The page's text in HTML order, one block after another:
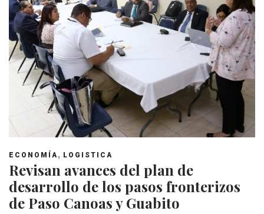
ECONOMÍA, LOGISTICA
Revisan avances del plan de
desarrollo de los pasos fronterizos
de Paso Canoas y Guabito